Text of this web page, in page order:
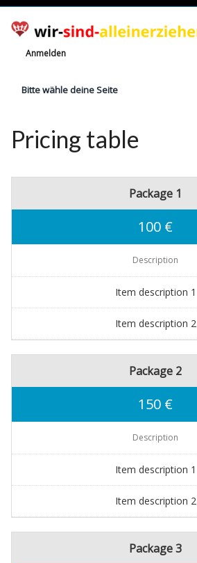
Anmelden
Bitte wähle deine Seite
Jetzt registrieren!
Witze
Pricing table
Package 1
100 €
Description
Item description 1
Item description 2
Package 2
150 €
Description
Item description 1
Item description 2
Package 3